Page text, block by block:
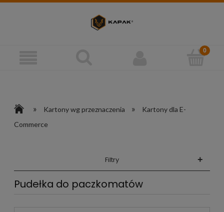
» Kartony wg przeznaczenia »
Kartony dla E-
Commerce
Filtry +
Pudełka do paczkomatów